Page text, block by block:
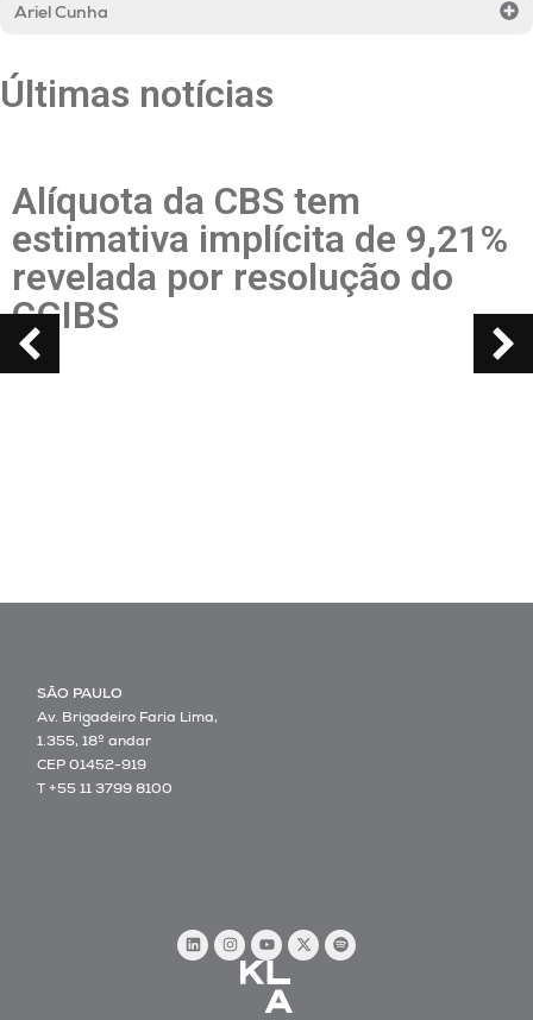
Ariel Cunha
Últimas notícias
Alíquota da CBS tem
estimativa implícita de 9,21%
revelada por resolução do
CGIBS
SÃO PAULO
Av. Brigadeiro Faria Lima,
1.355, 18º andar
CEP 01452-919
T +55 11 3799 8100